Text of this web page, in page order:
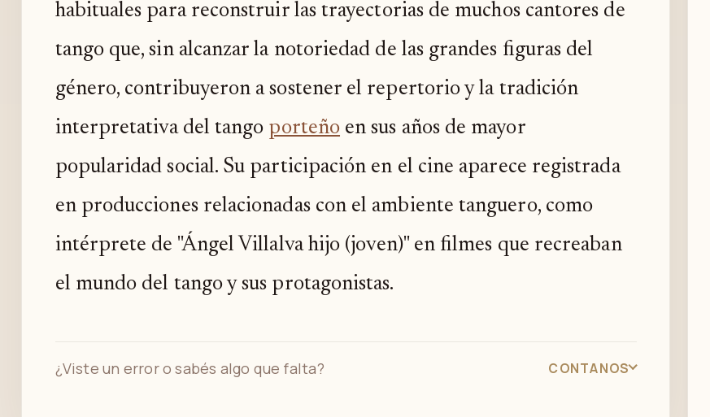
habituales para reconstruir las trayectorias de muchos cantores de
tango que, sin alcanzar la notoriedad de las grandes figuras del
género, contribuyeron a sostener el repertorio y la tradición
interpretativa del tango porteño en sus años de mayor
popularidad social. Su participación en el cine aparece registrada
en producciones relacionadas con el ambiente tanguero, como
intérprete de "Ángel Villalva hijo (joven)" en filmes que recreaban
el mundo del tango y sus protagonistas.
¿Viste un error o sabés algo que falta? CONTANOS